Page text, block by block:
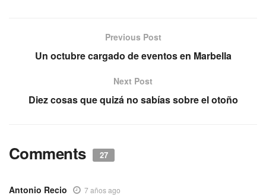
Previous Post
Un octubre cargado de eventos en Marbella
Next Post
Diez cosas que quizá no sabías sobre el otoño
Comments 27
Antonio Recio 7 años ago